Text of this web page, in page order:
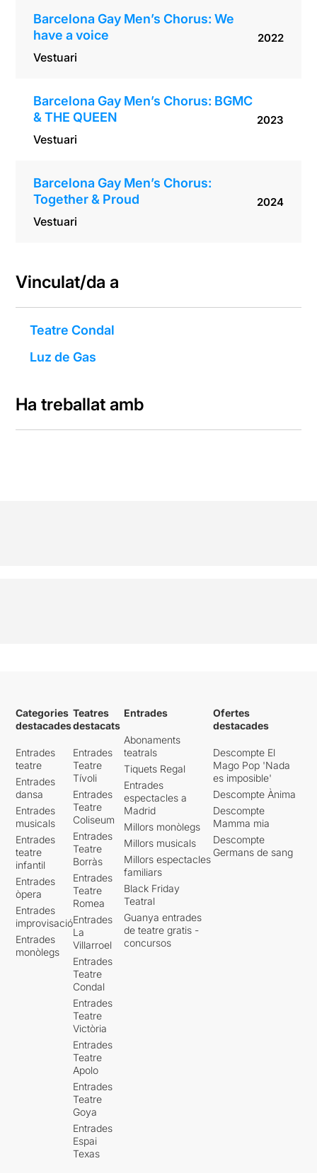
Barcelona Gay Men’s Chorus: We
have a voice
Vestuari
2022
Barcelona Gay Men’s Chorus: BGMC
& THE QUEEN
Vestuari
2023
Barcelona Gay Men’s Chorus:
Together & Proud
Vestuari
2024
Vinculat/da a
Teatre Condal
Luz de Gas
Ha treballat amb
Categories
destacades
Entrades
teatre
Entrades
dansa
Entrades
musicals
Entrades
teatre
infantil
Entrades
òpera
Entrades
improvisació
Entrades
monòlegs
Teatres
destacats
Entrades
Teatre
Tívoli
Entrades
Teatre
Coliseum
Entrades
Teatre
Borràs
Entrades
Teatre
Romea
Entrades
La
Villarroel
Entrades
Teatre
Condal
Entrades
Teatre
Victòria
Entrades
Teatre
Apolo
Entrades
Teatre
Goya
Entrades
Espai
Texas
Entrades
Abonaments
teatrals
Tiquets Regal
Entrades
espectacles a
Madrid
Millors monòlegs
Millors musicals
Millors espectacles
familiars
Black Friday
Teatral
Guanya entrades
de teatre gratis -
concursos
Ofertes
destacades
Descompte El
Mago Pop 'Nada
es imposible'
Descompte Ànima
Descompte
Mamma mia
Descompte
Germans de sang